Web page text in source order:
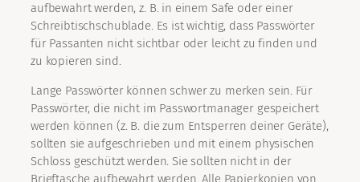
aufbewahrt werden, z. B. in einem Safe oder einer
Schreibtischschublade. Es ist wichtig, dass Passwörter
für Passanten nicht sichtbar oder leicht zu finden und
zu kopieren sind.
Lange Passwörter können schwer zu merken sein. Für
Passwörter, die nicht im Passwortmanager gespeichert
werden können (z. B. die zum Entsperren deiner Geräte),
sollten sie aufgeschrieben und mit einem physischen
Schloss geschützt werden. Sie sollten nicht in der